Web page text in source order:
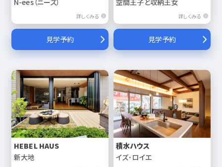
詳しくみる
見学予約
詳しくみる
見学予約
HEBEL HAUS
新大地
積水ハウス
イズ･ロイエ